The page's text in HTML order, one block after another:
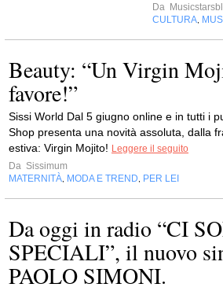
Da
CULTURA
Beauty: “Un Virgin
favore!”
Sissi World Dal 5 giugno online e in tutti i
Shop presenta una novità assoluta, dalla
estiva: Virgin Mojito! Leggere il seguito
Da Sissimum
MATERNITÀ MODA E TREND PER LEI
Da oggi in radio “CI
SPECIALI”, il nuovo
PAOLO SIMONI.